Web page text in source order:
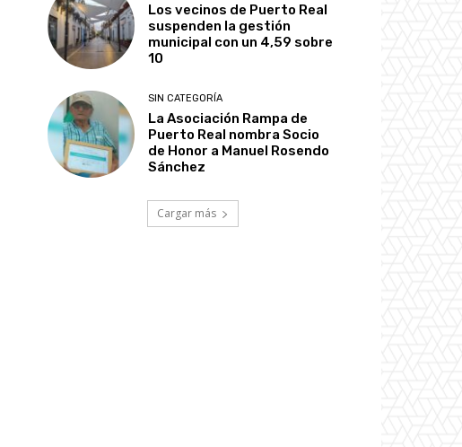
Los vecinos de Puerto Real
suspenden la gestión
municipal con un 4,59 sobre
10
SIN CATEGORÍA
La Asociación Rampa de
Puerto Real nombra Socio
de Honor a Manuel Rosendo
Sánchez
Cargar más